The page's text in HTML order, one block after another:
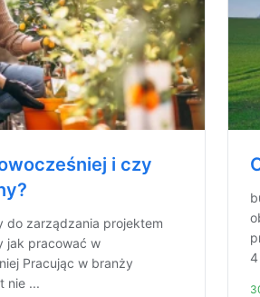
i czy
do zarządzania projektem
jak pracować w
Pracując w branży
nie ...
4